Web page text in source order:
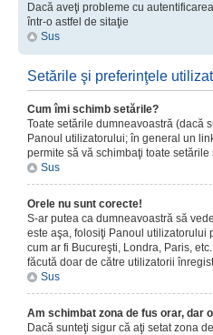
Dacă aveţi probleme cu
într-o astfel de sitaţie
Sus
Setările şi preferinţele
Cum îmi schimb setările?
Toate setările dumneavoastră (dacă
Panoul utilizatorului; în general un
permite să vă schimbaţi toate setările
Sus
Orele nu sunt corecte!
S-ar putea ca dumneavoastră să
este aşa, folosiţi Panoul utilizatorului
cum ar fi Bucureşti, Londra, Paris,
făcută doar de către utilizatorii
Sus
Am schimbat zona de fus orar, dar
Dacă sunteţi sigur că aţi setat zona